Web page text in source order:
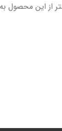
از این محصول